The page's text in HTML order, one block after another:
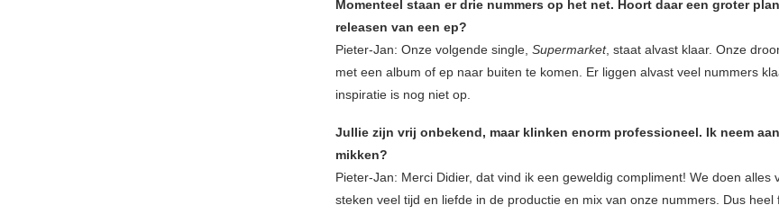
Momenteel staan er drie nummers op het net. Hoort daar een groter
releasen van een ep?
Pieter-Jan: Onze volgende single, Supermarket, staat alvast klaar. Onze
met een album of ep naar buiten te komen. Er liggen alvast veel nummers
inspiratie is nog niet op.
Jullie zijn vrij onbekend, maar klinken enorm professioneel. Ik neem
mikken?
Pieter-Jan: Merci Didier, dat vind ik een geweldig compliment! We doen alles
steken veel tijd en liefde in de productie en mix van onze nummers. Dus heel